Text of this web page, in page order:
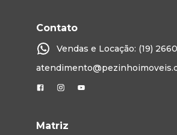
Contato
Vendas e Locação: (19)
Matriz